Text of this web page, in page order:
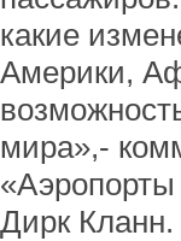
какие
Америки,
мира»,-
«Аэропорты
Дирк Кланн.